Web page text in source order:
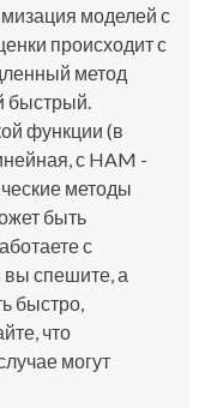
моделей с
происходит с
метод
быстрый.
функции (в
с HAM -
методы
быть
с
вы спешите, а
быстро,
что
могут